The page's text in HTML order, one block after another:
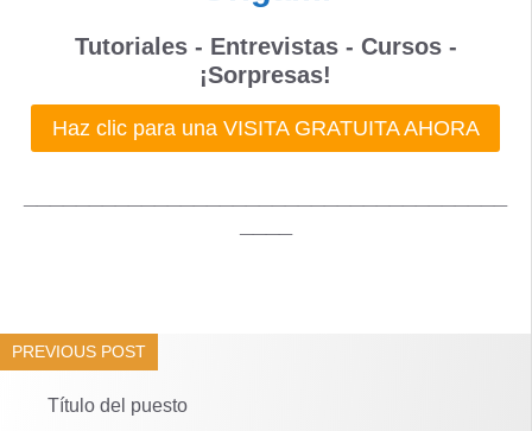
Tutoriales - Entrevistas - Cursos -
¡Sorpresas!
Haz clic para una VISITA GRATUITA AHORA
PREVIOUS POST
Título del puesto